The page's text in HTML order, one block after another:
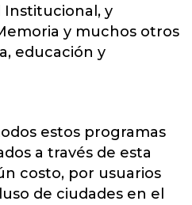
Institucional, y
y muchos otros
educación y
estos programas
a través de esta
costo, por usuarios
de ciudades en el